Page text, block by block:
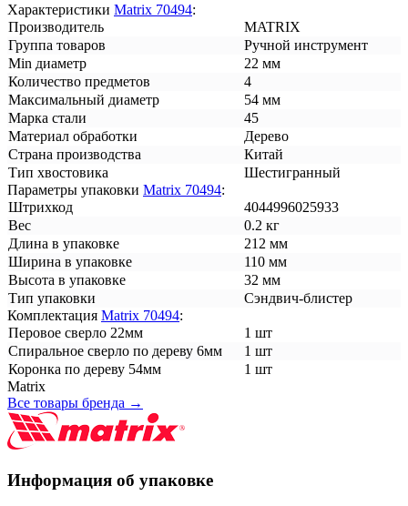
Характеристики Matrix 70494:
Производитель
MATRIX
Группа товаров
Ручной инструмент
Min диаметр
22 мм
Количество предметов
4
Максимальный диаметр
54 мм
Марка стали
45
Материал обработки
Дерево
Страна производства
Китай
Тип хвостовика
Шестигранный
Параметры упаковки Matrix 70494:
Штрихкод
4044996025933
Вес
0.2 кг
Длина в упаковке
212 мм
Ширина в упаковке
110 мм
Высота в упаковке
32 мм
Тип упаковки
Сэндвич-блистер
Комплектация Matrix 70494:
Перовое сверло 22мм
1 шт
Спиральное сверло по дереву 6мм
1 шт
Коронка по дереву 54мм
1 шт
Matrix
Все товары бренда →
Информация об упаковке